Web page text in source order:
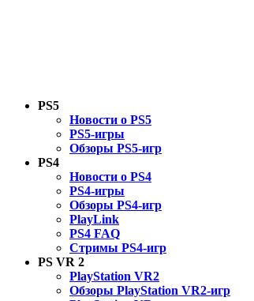
PS5
Новости о PS5
PS5-игры
Обзоры PS5-игр
PS4
Новости о PS4
PS4-игры
Обзоры PS4-игр
PlayLink
PS4 FAQ
Стримы PS4-игр
PS VR 2
PlayStation VR2
Обзоры PlayStation VR2-игр